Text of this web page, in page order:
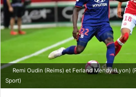
Remi Oudin (Reims) et Ferland Mendy (Lyon)
Sport)